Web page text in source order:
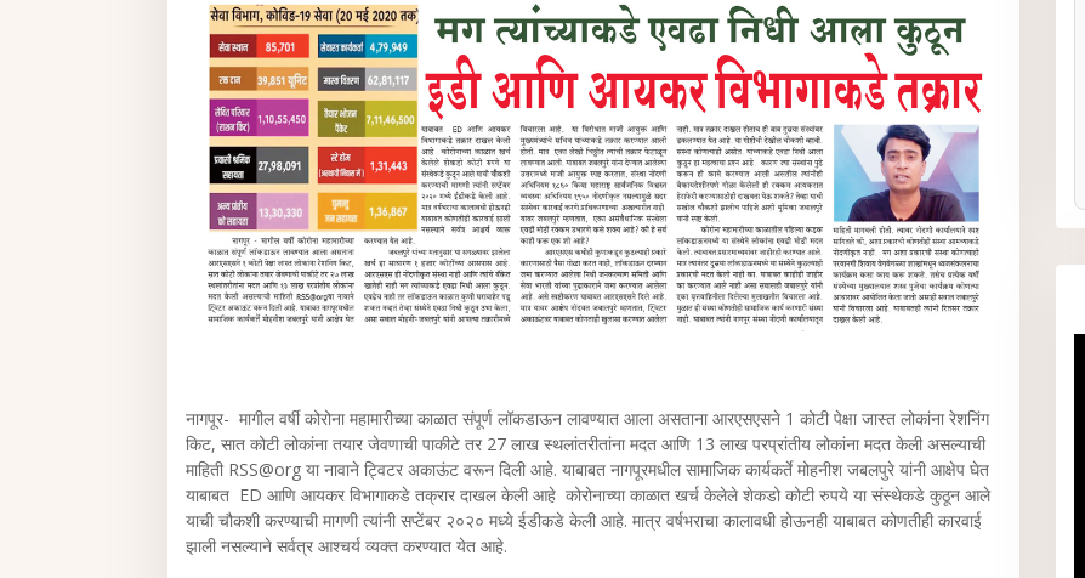
नागपूर- मागील वर्षी कोरोना महामारीच्या काळात संपूर्ण लॉकडाऊन लावण्यात आला असताना आरएसएसने 1 कोटी पेक्षा जास्त लोकांना रेशनिंग
किट, सात कोटी लोकांना तयार जेवणाची पाकीटे तर 27 लाख स्थलांतरीतांना मदत आणि 13 लाख परप्रांतीय लोकांना मदत केली असल्याची
माहिती RSS@org या नावाने ट्विटर अकाऊंट वरून दिली आहे. याबाबत नागपूरमधील सामाजिक कार्यकर्ते मोहनीश जबलपुरे यांनी आक्षेप घेत
याबाबत ED आणि आयकर विभागाकडे तक्रार दाखल केली आहे कोरोनाच्या काळात खर्च केलेले शेकडो कोटी रुपये या संस्थेकडे कुठून आले
याची चौकशी करण्याची मागणी त्यांनी सप्टेंबर २०२० मध्ये ईडीकडे केली आहे. मात्र वर्षभराचा कालावधी होऊनही याबाबत कोणतीही कारवाई
झाली नसल्याने सर्वत्र आश्चर्य व्यक्त करण्यात येत आहे.